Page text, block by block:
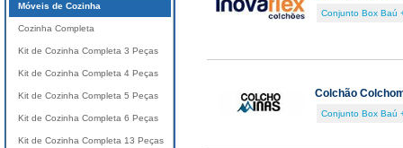
Conjunto Box Baú
Colchão
Conjunto Box Baú
Móveis de Cozinha
Cozinha Completa
Kit de Cozinha Completa 3 Peças
Kit de Cozinha Completa 4 Peças
Kit de Cozinha Completa 5 Peças
Kit de Cozinha Completa 6 Peças
Kit de Cozinha Completa 13 Peças